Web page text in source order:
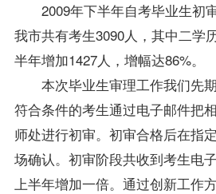
2009年下半年自考毕业生初
我市共有考生3090人，其中二学
半年增加1427人，增幅达86%。
本次毕业生审理工作我们先
符合条件的考生通过电子邮件把
师处进行初审。初审合格后在指
场确认。初审阶段共收到考生电
上半年增加一倍。通过创新工作